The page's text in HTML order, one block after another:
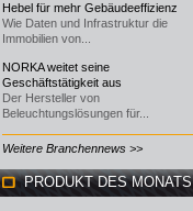
Hebel für mehr Gebäudeeffizienz
Wie Daten und Infrastruktur die
Immobilien von...
NORKA weitet seine
Geschäftstätigkeit aus
Der Hersteller von
Beleuchtungslösungen für...
Weitere Branchennews >>
PRODUKT DES MONATS